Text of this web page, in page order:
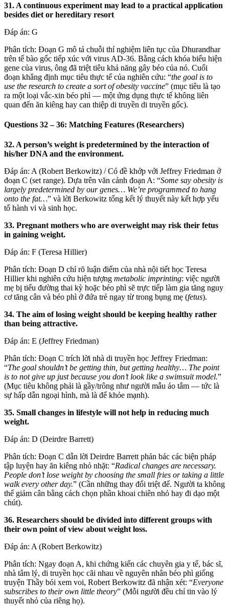
31. A continuous experiment may lead to a practical application
besides diet or hereditary resort
Đáp án: G
Phân tích: Đoạn G mô tả chuỗi thí nghiệm liên tục của Dhurandhar
trên tế bào gốc tiếp xúc với virus AD-36. Bằng cách khóa biểu hiện
gene của virus, ông đã triệt tiêu khả năng gây béo của nó. Cuối
đoạn khẳng định mục tiêu thực tế của nghiên cứu: “the goal is to
use the research to create a sort of obesity vaccine” (mục tiêu là tạo
ra một loại vắc-xin béo phì — một ứng dụng thực tế không liên
quan đến ăn kiêng hay can thiệp di truyền di truyền gốc).
Questions 32 – 36: Matching Features (Researchers)
32. A person’s weight is predetermined by the interaction of
his/her DNA and the environment.
Đáp án: A (Robert Berkowitz) / Có đề khớp với Jeffrey Friedman ở
đoạn C (set range). Dựa trên văn cảnh đoạn A: “Some say obesity is
largely predetermined by our genes… We’re programmed to hang
onto the fat…” và lời Berkowitz tổng kết lý thuyết này kết hợp yếu
tố hành vi và sinh học.
33. Pregnant mothers who are overweight may risk their fetus
in gaining weight.
Đáp án: F (Teresa Hillier)
Phân tích: Đoạn D chỉ rõ luận điểm của nhà nội tiết học Teresa
Hillier khi nghiên cứu hiện tượng metabolic imprinting: việc người
mẹ bị tiểu đường thai kỳ hoặc béo phì sẽ trực tiếp làm gia tăng nguy
cơ tăng cân và béo phì ở đứa trẻ ngay từ trong bụng mẹ (fetus).
34. The aim of losing weight should be keeping healthy rather
than being attractive.
Đáp án: E (Jeffrey Friedman)
Phân tích: Đoạn C trích lời nhà di truyền học Jeffrey Friedman:
“The goal shouldn’t be getting thin, but getting healthy… The point
is to not give up just because you don’t look like a swimsuit model.”
(Mục tiêu không phải là gầy/trông như người mẫu áo tắm — tức là
sự hấp dẫn ngoại hình, mà là để khỏe mạnh).
35. Small changes in lifestyle will not help in reducing much
weight.
Đáp án: D (Deirdre Barrett)
Phân tích: Đoạn C dẫn lời Deirdre Barrett phản bác các biện pháp
tập luyện hay ăn kiêng nhỏ nhặt: “Radical changes are necessary.
People don’t lose weight by choosing the small fries or taking a little
walk every other day.” (Cần những thay đổi triệt để. Người ta không
thể giảm cân bằng cách chọn phần khoai chiên nhỏ hay đi dạo một
chút).
36. Researchers should be divided into different groups with
their own point of view about weight loss.
Đáp án: A (Robert Berkowitz)
Phân tích: Ngay đoạn A, khi chứng kiến các chuyên gia y tế, bác sĩ,
nhà tâm lý, di truyền học cãi nhau về nguyên nhân béo phì giống
truyện Thầy bói xem voi, Robert Berkowitz đã nhận xét: “Everyone
subscribes to their own little theory” (Mỗi người đều chỉ tin vào lý
thuyết nhỏ của riêng họ).